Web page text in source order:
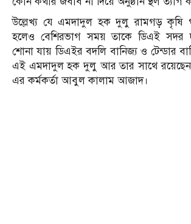
উল্লেখ্য যে এমদাদুল হক দুলু রামগড় কৃষি
হলেও বেশিরভাগ সময় তাকে ডিএই সদর
শোনা যায় ডিএইর বদলি বানিজ্য ও টেন্ডার
এই এমদাদুল হক দুলু আর তার সাথে রয়েছেন
এর কর্মকর্তা আবুল কালাম আজাদ।